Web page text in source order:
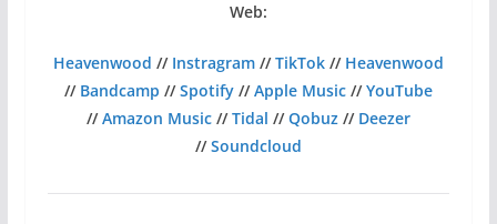
Web:
Heavenwood // Instragram//TikTok// Heavenwood
// Bandcamp //Spotify//Apple Music//YouTube
//Amazon Music//Tidal //Qobuz// Deezer
//Soundcloud